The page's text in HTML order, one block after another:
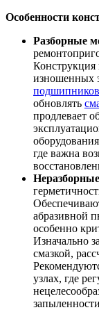
Особенности
Разборные
Конструкция
изношенных
подшипников
обновлять
продлевает
где важна
абразивной
особенно
Изначально
смазкой,
узлах, где